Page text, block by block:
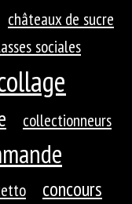
châteaux de sucre
sociales
collectionneurs
concours